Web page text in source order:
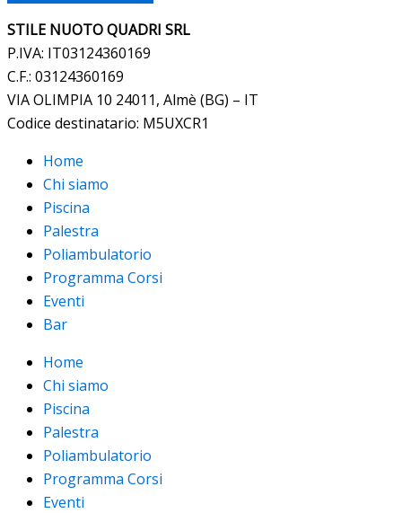
STILE NUOTO QUADRI SRL
P.IVA: IT03124360169
C.F.: 03124360169
VIA OLIMPIA 10 24011, Almè (BG) – IT
Codice destinatario: M5UXCR1
Home
Chi siamo
Piscina
Palestra
Poliambulatorio
Programma Corsi
Eventi
Bar
Home
Chi siamo
Piscina
Palestra
Poliambulatorio
Programma Corsi
Eventi